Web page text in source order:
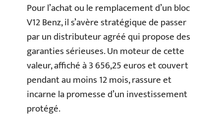
Pour l’achat ou le remplacement d’un bloc
V12 Benz, il s’avère stratégique de passer
par un distributeur agréé qui propose des
garanties sérieuses. Un moteur de cette
valeur, affiché à 3 656,25 euros et couvert
pendant au moins 12 mois, rassure et
incarne la promesse d’un investissement
protégé.